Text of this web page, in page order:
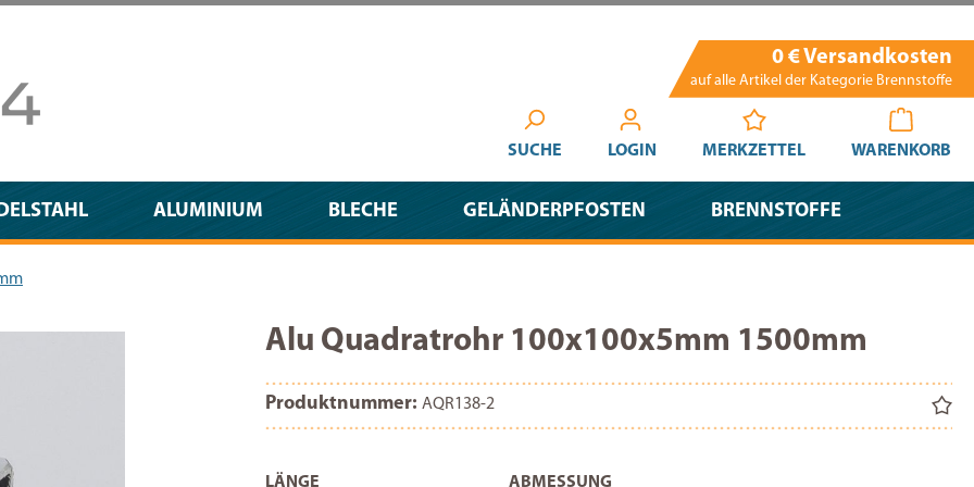
0 € Versandkosten
auf alle Artikel der Kategorie Brennstoffe
SUCHE LOGIN MERKZETTEL WARENKORB
ALUMINIUM BLECHE GELÄNDERPFOSTEN BRENNSTOFFE
Alu Quadratrohr 100x100x5mm 1500mm
Produktnummer: AQR138-2
LÄNGE ABMESSUNG